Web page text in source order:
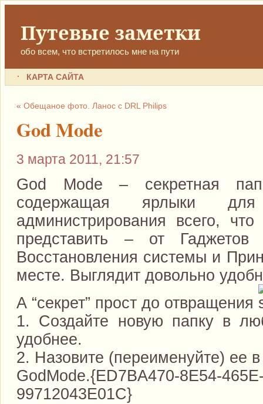
Путевые заметки
обо всем, что встретилось мне на пути
КАРТА САЙТА
«Обещаное фото. Ланос с DRL Philips
God Mode
3 марта 2011, 21:57
God Mode – секретная
содержащая ярлыки
администрирования всего,
представить – от
Восстановления системы и
месте. Выглядит довольно
А “секрет” прост до отвращения
1. Создайте новую папку в
удобнее.
2. Назовите (переименуйте) ее в
GodMode.{ED7BA470-8E54-
99712043E01C}